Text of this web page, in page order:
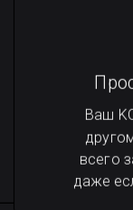
Ваш
всего
даже